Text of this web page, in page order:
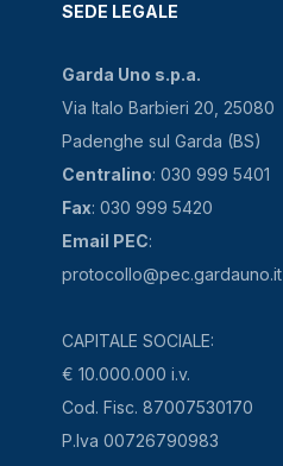
SEDE LEGALE
Garda Uno s.p.a.
Via Italo Barbieri 20, 25080
Padenghe sul Garda (BS)
Centralino: 030 999 5401
Fax: 030 999 5420
Email PEC:
protocollo@pec.gardauno.it
CAPITALE SOCIALE:
€ 10.000.000 i.v.
Cod. Fisc. 87007530170
P.Iva 00726790983